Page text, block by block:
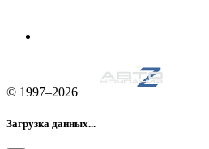
© 1997–2026
Загрузка данных...